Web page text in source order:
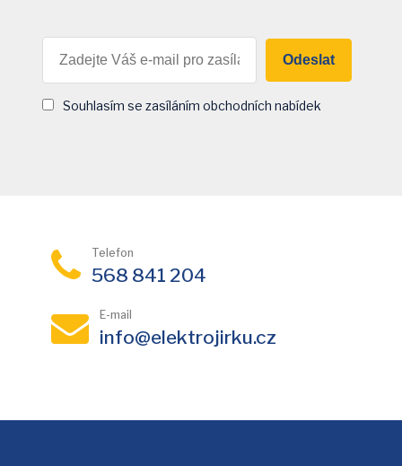
Odeslat
Souhlasím se zasíláním obchodních nabídek
Telefon
568 841 204
E-mail
info@elektrojirku.cz